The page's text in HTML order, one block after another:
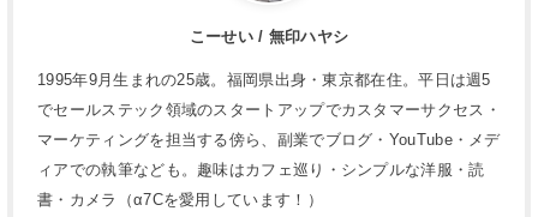
こーせい / 無印ハヤシ
1995年9月生まれの25歳。福岡県出身・東京都在住。平日は週5
でセールステック領域のスタートアップでカスタマーサクセス・
マーケティングを担当する傍ら、副業でブログ・YouTube・メデ
ィアでの執筆なども。趣味はカフェ巡り・シンプルな洋服・読
書・カメラ（α7Cを愛用しています！）